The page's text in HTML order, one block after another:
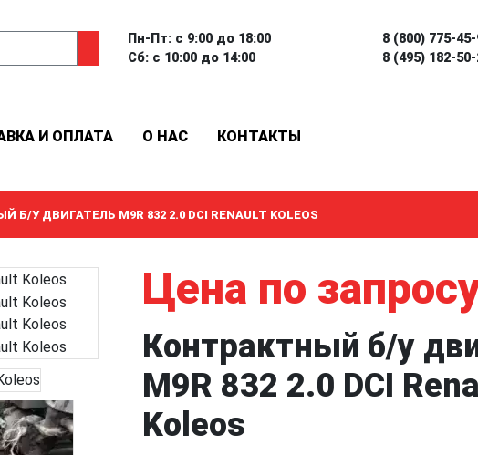
Пн-Пт: с 9:00 до 18:00
Сб: с 10:00 до 14:00
8 (800) 775-
8 (495) 182-
И ОПЛАТА О НАС КОНТАКТЫ
У ДВИГАТЕЛЬ M9R 832 2.0 DCI RENAULT KOLEOS
Цена по
Контрактный б/у
M9R 832 2.0 DCI
Koleos